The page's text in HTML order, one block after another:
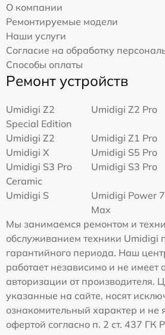
О компании
Ремонтируемые модели
Наши услуги
Согласие на обработку
Способы оплаты
Ремонт устройств
Umidigi Z2
Special Edition
Umidigi Z2 Pro
Umidigi Z2
Umidigi Z1 Pro
Umidigi X
Umidigi S5 Pro
Umidigi S3 Pro
Ceramic
Umidigi S3 Pro
Umidigi S
Umidigi Power 7
Max
Мы занимаемся ремонтом и
обслуживанием техники Umidigi
гарантийного периода. Наш
работает независимо и не имеет
авторизации от производителя.
указанные на сайте, носят
ознакомительный характер и не
офертой согласно п. 2 ст. 437 ГК